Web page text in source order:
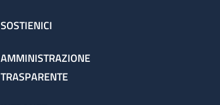
SOSTIENICI
AMMINISTRAZIONE
TRASPARENTE